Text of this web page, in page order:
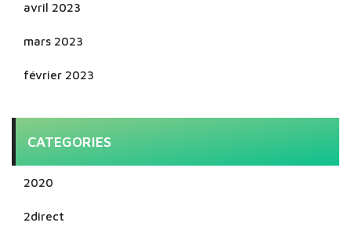
avril 2023
mars 2023
février 2023
CATEGORIES
2020
2direct